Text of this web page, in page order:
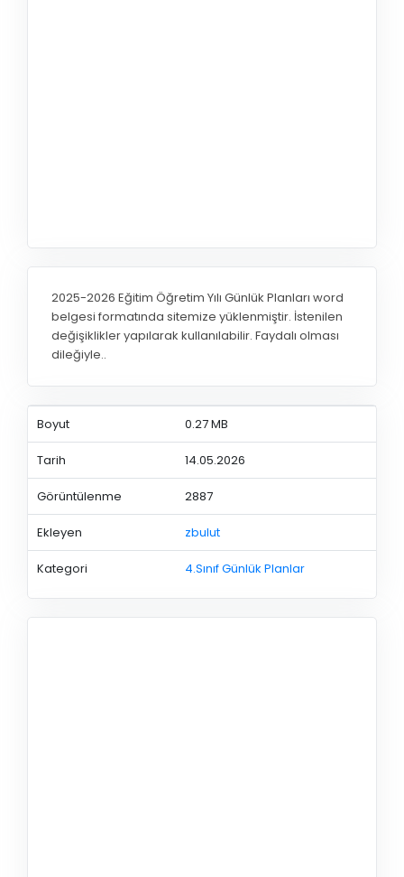
2025-2026 Eğitim Öğretim Yılı Günlük Planları word
belgesi formatında sitemize yüklenmiştir. İstenilen
değişiklikler yapılarak kullanılabilir. Faydalı olması
dileğiyle..
Boyut 0.27 MB
Tarih 14.05.2026
Görüntülenme 2887
Ekleyen zbulut
Kategori 4.Sınıf Günlük Planlar